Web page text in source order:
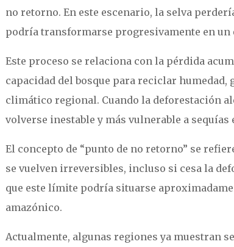
no retorno. En este escenario, la selva
podría transformarse progresivamente en un
Este proceso se relaciona con la pérdida
capacidad del bosque para reciclar
climático regional. Cuando la deforestación
volverse inestable y más vulnerable a sequías
El concepto de “punto de no retorno” se
se vuelven irreversibles, incluso si cesa la
que este límite podría situarse
amazónico.
Actualmente, algunas regiones ya muestran